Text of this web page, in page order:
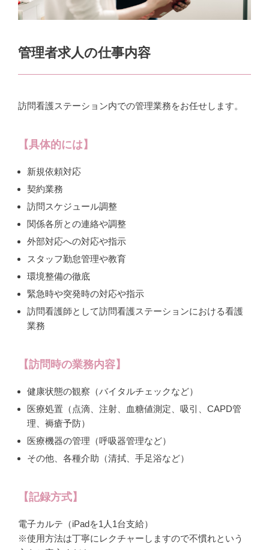
管理者求人の仕事内容
訪問看護ステーション内での管理業務をお任せします。
【具体的には】
新規依頼対応
契約業務
訪問スケジュール調整
関係各所との連絡や調整
外部対応への対応や指示
スタッフ勤怠管理や教育
環境整備の徹底
緊急時や突発時の対応や指示
訪問看護師として訪問看護ステーションにおける看護
業務
【訪問時の業務内容】
健康状態の観察（バイタルチェックなど）
医療処置（点滴、注射、血糖値測定、吸引、CAPD管
理、褥瘡予防）
医療機器の管理（呼吸器管理など）
その他、各種介助（清拭、手足浴など）
【記録方式】
電子カルテ（iPadを1人1台支給）
※使用方法は丁寧にレクチャーしますので不慣れという